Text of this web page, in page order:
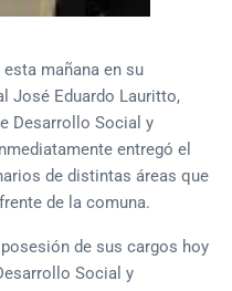
mañana en su
José Eduardo Lauritto,
Desarrollo Social y
entregó el
de distintas áreas que
de la comuna.
de sus cargos hoy
Social y